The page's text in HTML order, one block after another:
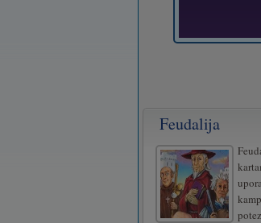
Feudalija